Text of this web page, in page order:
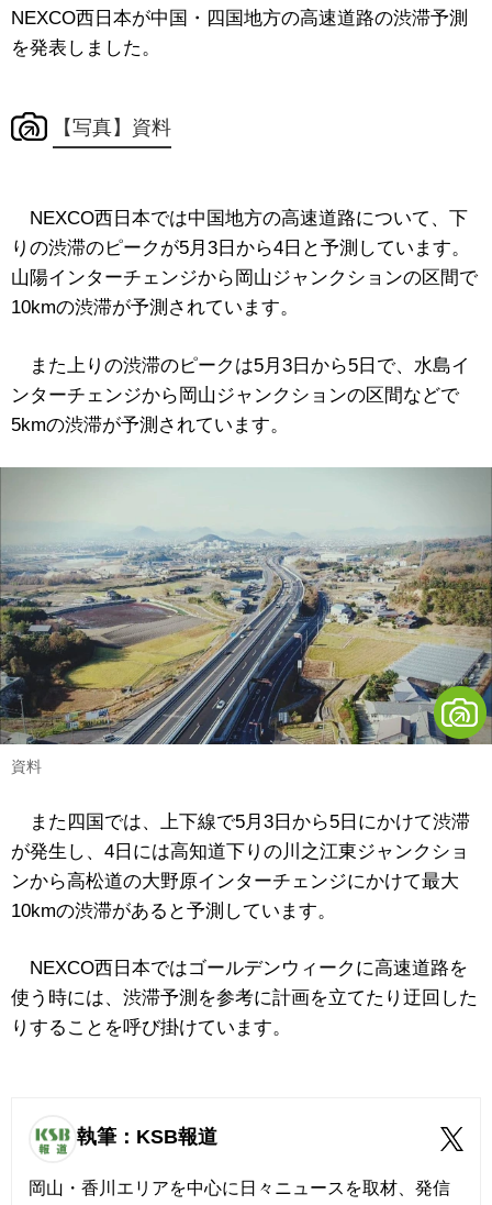
NEXCO西日本が中国・四国地方の高速道路の渋滞予測
を発表しました。
【写真】資料
NEXCO西日本では中国地方の高速道路について、下
りの渋滞のピークが5月3日から4日と予測しています。
山陽インターチェンジから岡山ジャンクションの区間で
10kmの渋滞が予測されています。
また上りの渋滞のピークは5月3日から5日で、水島イ
ンターチェンジから岡山ジャンクションの区間などで
5kmの渋滞が予測されています。
資料
また四国では、上下線で5月3日から5日にかけて渋滞
が発生し、4日には高知道下りの川之江東ジャンクショ
ンから高松道の大野原インターチェンジにかけて最大
10kmの渋滞があると予測しています。
NEXCO西日本ではゴールデンウィークに高速道路を
使う時には、渋滞予測を参考に計画を立てたり迂回した
りすることを呼び掛けています。
執筆：KSB報道
岡山・香川エリアを中心に日々ニュースを取材、発信